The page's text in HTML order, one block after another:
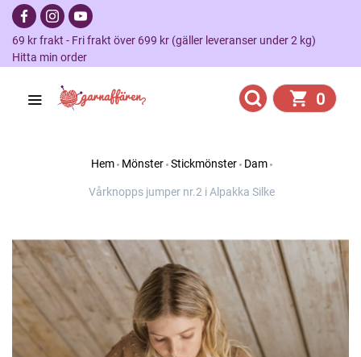
69 kr frakt - Fri frakt över 699 kr (gäller leveranser under 2 kg)
Hitta min order
0
Hem Mönster Stickmönster Dam
Vårknopps jumper nr.2 i Alpakka Silke